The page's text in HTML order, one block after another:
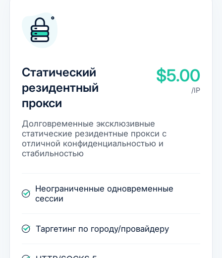
Статический
резидентный
прокси
$5.00
/IP
Долговременные эксклюзивные
статические резидентные прокси с
отличной конфиденциальностью и
стабильностью
Неограниченные одновременные
сессии
Таргетинг по городу/провайдеру